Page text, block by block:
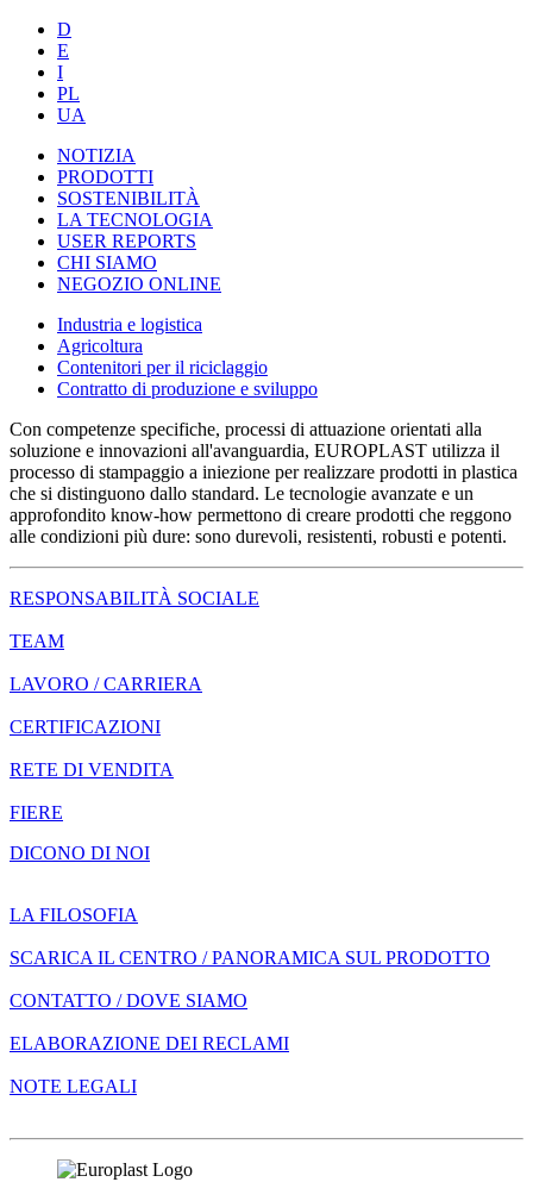
D
E
I
PL
UA
NOTIZIA
PRODOTTI
SOSTENIBILITÀ
LA TECNOLOGIA
USER REPORTS
CHI SIAMO
NEGOZIO ONLINE
Industria e logistica
Agricoltura
Contenitori per il riciclaggio
Contratto di produzione e sviluppo
Con competenze specifiche, processi di attuazione orientati alla
soluzione e innovazioni all'avanguardia, EUROPLAST utilizza il
processo di stampaggio a iniezione per realizzare prodotti in plastica
che si distinguono dallo standard. Le tecnologie avanzate e un
approfondito know-how permettono di creare prodotti che reggono
alle condizioni più dure: sono durevoli, resistenti, robusti e potenti.
RESPONSABILITÀ SOCIALE
TEAM
LAVORO / CARRIERA
CERTIFICAZIONI
RETE DI VENDITA
FIERE
DICONO DI NOI
LA FILOSOFIA
SCARICA IL CENTRO / PANORAMICA SUL PRODOTTO
CONTATTO / DOVE SIAMO
ELABORAZIONE DEI RECLAMI
NOTE LEGALI